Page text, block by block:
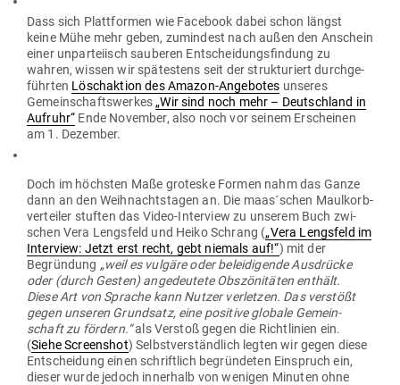
Dass sich Platt­formen wie Facebook dabei schon längst
keine Mühe mehr geben, zumindest nach außen den Anschein
einer unpar­teiisch sau­beren Ent­schei­dungs­findung zu
wahren, wissen wir spä­testens seit der struk­tu­riert durch­ge­
führten Lösch­aktion des Amazon-Ange­botes unseres
Gemein­schafts­werkes „Wir sind noch mehr – Deutschland in
Aufruhr“ Ende November, also noch vor seinem Erscheinen
am 1. Dezember.
Doch im höchsten Maße gro­teske Formen nahm das Ganze
dann an den Weih­nachts­tagen an. Die maas´schen Maul­korb­
ver­teiler stuften das Video-Interview zu unserem Buch zwi­
schen Vera Lengsfeld und Heiko Schrang („Vera Lengsfeld im
Interview: Jetzt erst recht, gebt niemals auf!“) mit der
Begründung „weil es vulgäre oder belei­di­gende Aus­drücke
oder (durch Gesten) ange­deutete Obs­zö­ni­täten enthält.
Diese Art von Sprache kann Nutzer ver­letzen. Das ver­stößt
gegen unseren Grundsatz, eine positive globale Gemein­
schaft zu fördern.“als Verstoß gegen die Richt­linien ein.
(Siehe Screenshot) Selbst­ver­ständlich legten wir gegen diese
Ent­scheidung einen schriftlich begrün­deten Ein­spruch ein,
dieser wurde jedoch innerhalb von wenigen Minuten ohne